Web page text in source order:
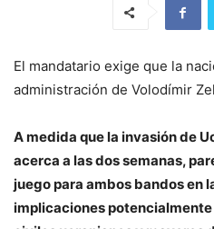
El mandatario exige que la
administración de Volodímir
A medida que la invasión de
acerca a las dos semanas,
juego para ambos bandos en
implicaciones